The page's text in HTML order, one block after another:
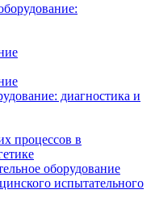
диагностика и
процессов в
оборудование
испытательного